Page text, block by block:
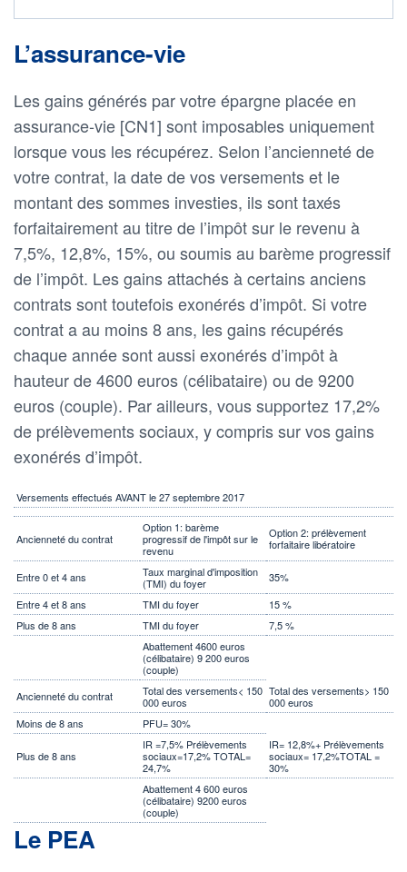
L’assurance-vie
Les gains générés par votre épargne placée en
assurance-vie [CN1] sont imposables uniquement
lorsque vous les récupérez. Selon l’ancienneté de
votre contrat, la date de vos versements et le
montant des sommes investies, ils sont taxés
forfaitairement au titre de l’impôt sur le revenu à
7,5%, 12,8%, 15%, ou soumis au barème progressif
de l’impôt. Les gains attachés à certains anciens
contrats sont toutefois exonérés d’impôt. Si votre
contrat a au moins 8 ans, les gains récupérés
chaque année sont aussi exonérés d’impôt à
hauteur de 4600 euros (célibataire) ou de 9200
euros (couple). Par ailleurs, vous supportez 17,2%
de prélèvements sociaux, y compris sur vos gains
exonérés d’impôt.
Versements effectués AVANT le 27 septembre 2017
Ancienneté du contrat
Option 1: barème
progressif de l'impôt sur le
revenu
Option 2: prélèvement
forfaitaire libératoire
Entre 0 et 4 ans
Taux marginal d'imposition
(TMI) du foyer
35%
Entre 4 et 8 ans
TMI du foyer
15 %
Plus de 8 ans
TMI du foyer
7,5 %
Abattement 4600 euros
(célibataire) 9 200 euros
(couple)
Ancienneté du contrat
Total des versements< 150
000 euros
Total des versements> 150
000 euros
Moins de 8 ans
PFU= 30%
Plus de 8 ans
IR =7,5% Prélèvements
sociaux=17,2% TOTAL=
24,7%
IR= 12,8%+ Prélèvements
sociaux= 17,2%TOTAL =
30%
Abattement 4 600 euros
(célibataire) 9200 euros
(couple)
Le PEA